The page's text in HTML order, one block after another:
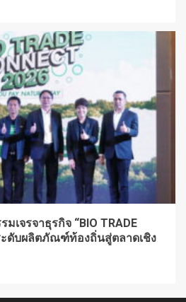
มเจรจาธุรกิจ “BIO TRADE
ะดับผลิตภัณฑ์ท้องถิ่นสู่ตลาดเชิง